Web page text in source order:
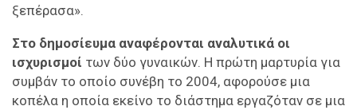
ξεπέρασα».
Στο δημοσίευμα αναφέρονται αναλυτικά οι
ισχυρισμοί των δύο γυναικών. Η πρώτη μαρτυρία για
συμβάν το οποίο συνέβη το 2004, αφορούσε μια
κοπέλα η οποία εκείνο το διάστημα εργαζόταν σε μια